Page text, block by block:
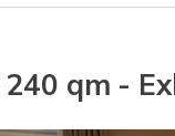
qm -